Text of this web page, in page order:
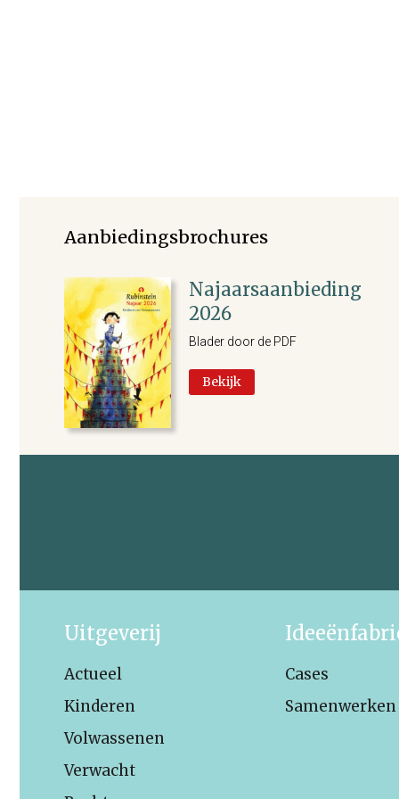
Aanbiedingsbrochures
Najaarsaanbieding
2026
Blader door de PDF
Bekijk
Uitgeverij
Actueel
Kinderen
Volwassenen
Verwacht
Cases
Samenwerken